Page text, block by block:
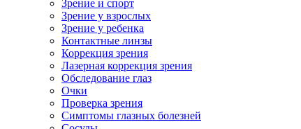
Зрение и спорт
Зрение у взрослых
Зрение у ребенка
Контактные линзы
Коррекция зрения
Лазерная коррекция зрения
Обследование глаз
Очки
Проверка зрения
Симптомы глазных болезней